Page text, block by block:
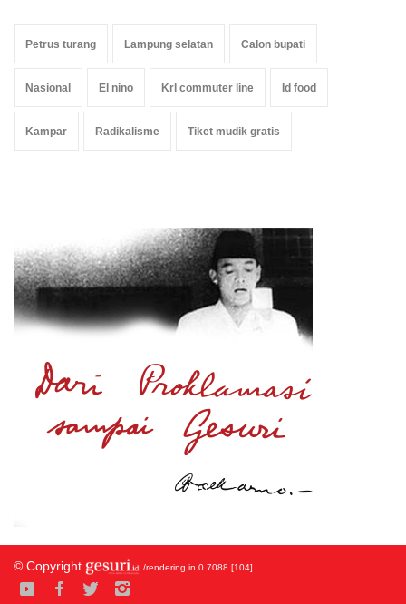
Petrus turang Lampung selatan Calon bupati
Nasional El nino Krl commuter line Id food
Kampar Radikalisme Tiket mudik gratis
© Copyright /rendering in 0.7088 [104]